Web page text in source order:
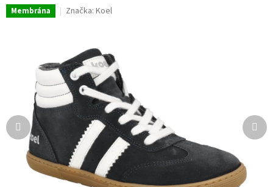
Membrána Značka: Koel